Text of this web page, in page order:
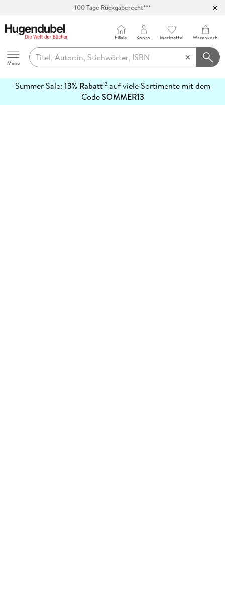
100 Tage Rückgaberecht***
Hugendubel
Menu
Filiale Konto Merkzettel Warenkorb
Summer Sale: 13% Rabatt12auf viele Sortimente mit dem
CodeSOMMER13
erfahren